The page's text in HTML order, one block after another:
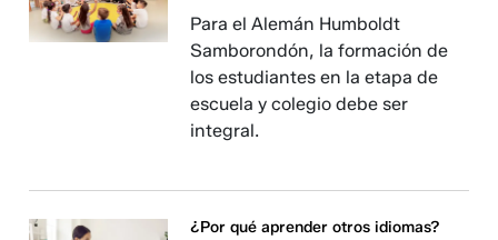
Para el Alemán Humboldt
Samborondón, la formación de
los estudiantes en la etapa de
escuela y colegio debe ser
integral.
¿Por qué aprender otros idiomas?